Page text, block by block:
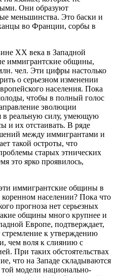
Они образуют
меньшинства. Это баски и
во Франции, сорбы в
XX века в Западной
иммигрантские общины,
чел. Эти цифры настолько
о серьезном изменении
населения. Пока
чтобы в полный голос
эволюции
в реальную силу, умеющую
и их отстаивать. В ряде
между иммигрантами и
такой остроты, что
старых этнических
это ярко проявилось,
иммигрантские общины в
населении? Пока что
прогноза нет серьезных
общины много крупнее и
Европе, подтверждает,
стремление к утверждению
чем воля к слиянию с
При таких обстоятельствах
что на Западе складываются
модели национально-